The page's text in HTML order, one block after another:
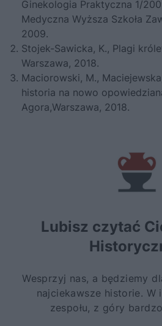
Ginekologia Praktyczna 1/
Medyczna Wyższa Szkoła
2009.
Stojek-Sawicka, K., Plagi
Warszawa, 2018.
Maciorowski, M.,
historia na nowo
Agora,Warszawa, 2018.